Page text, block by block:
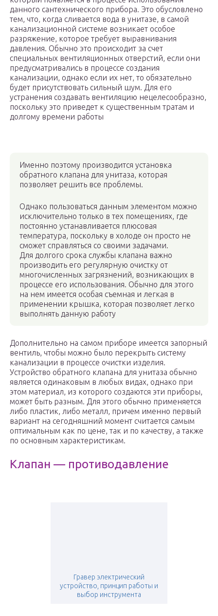
данного сантехнического прибора. Это обусловлено
тем, что, когда сливается вода в унитазе, в самой
канализационной системе возникает особое
разряжение, которое требует выравнивания
давления. Обычно это происходит за счет
специальных вентиляционных отверстий, если они
предусматривались в процессе создания
канализации, однако если их нет, то обязательно
будет присутствовать сильный шум. Для его
устранения создавать вентиляцию нецелесообразно,
поскольку это приведет к существенным тратам и
долгому времени работы
Именно поэтому производится установка
обратного клапана для унитаза, которая
позволяет решить все проблемы.
Однако пользоваться данным элементом можно
исключительно только в тех помещениях, где
постоянно устанавливается плюсовая
температура, поскольку в холоде он просто не
сможет справляться со своими задачами.
Для долгого срока службы клапана важно
производить его регулярную очистку от
многочисленных загрязнений, возникающих в
процессе его использования. Обычно для этого
на нем имеется особая съемная и легкая в
применении крышка, которая позволяет легко
выполнять данную работу
Дополнительно на самом приборе имеется запорный
вентиль, чтобы можно было перекрыть систему
канализации в процессе очистки изделия.
Устройство обратного клапана для унитаза обычно
является одинаковым в любых видах, однако при
этом материал, из которого создаются эти приборы,
может быть разным. Для этого обычно применяется
либо пластик, либо металл, причем именно первый
вариант на сегодняшний момент считается самым
оптимальным как по цене, так и по качеству, а также
по основным характеристикам.
Клапан — противодавление
Гравер электрический
устройство, принцип работы и
выбор инструмента